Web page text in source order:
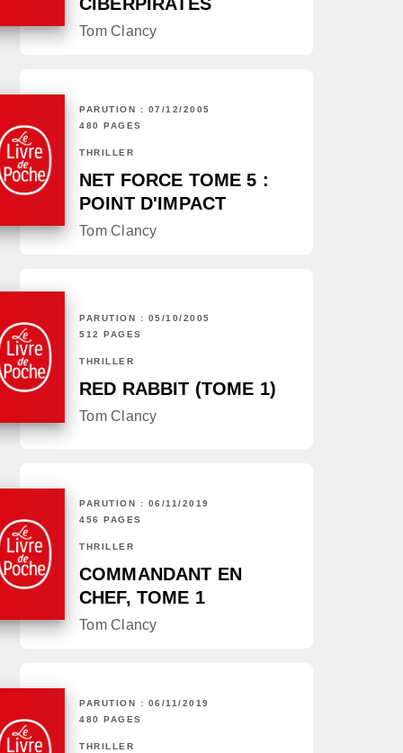
Tom Clancy
PARUTION : 07/12/2005
480 PAGES
THRILLER
NET FORCE TOME 5 :
POINT D'IMPACT
Tom Clancy
PARUTION : 05/10/2005
512 PAGES
THRILLER
RED RABBIT (TOME 1)
Tom Clancy
PARUTION : 06/11/2019
456 PAGES
THRILLER
COMMANDANT EN
CHEF, TOME 1
Tom Clancy
PARUTION : 06/11/2019
480 PAGES
THRILLER